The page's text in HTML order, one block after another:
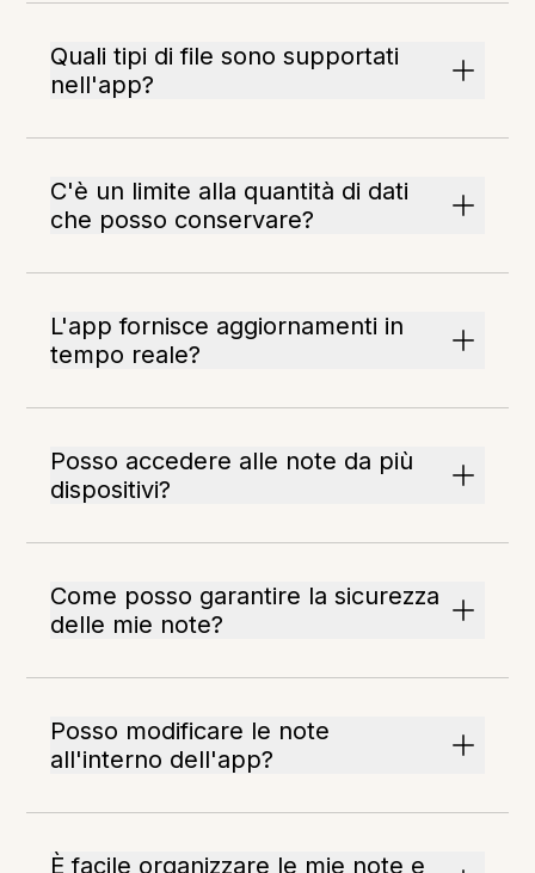
Quali tipi di file sono supportati
nell'app?
C'è un limite alla quantità di dati
che posso conservare?
L'app fornisce aggiornamenti in
tempo reale?
Posso accedere alle note da più
dispositivi?
Come posso garantire la sicurezza
delle mie note?
Posso modificare le note
all'interno dell'app?
È facile organizzare le mie note e